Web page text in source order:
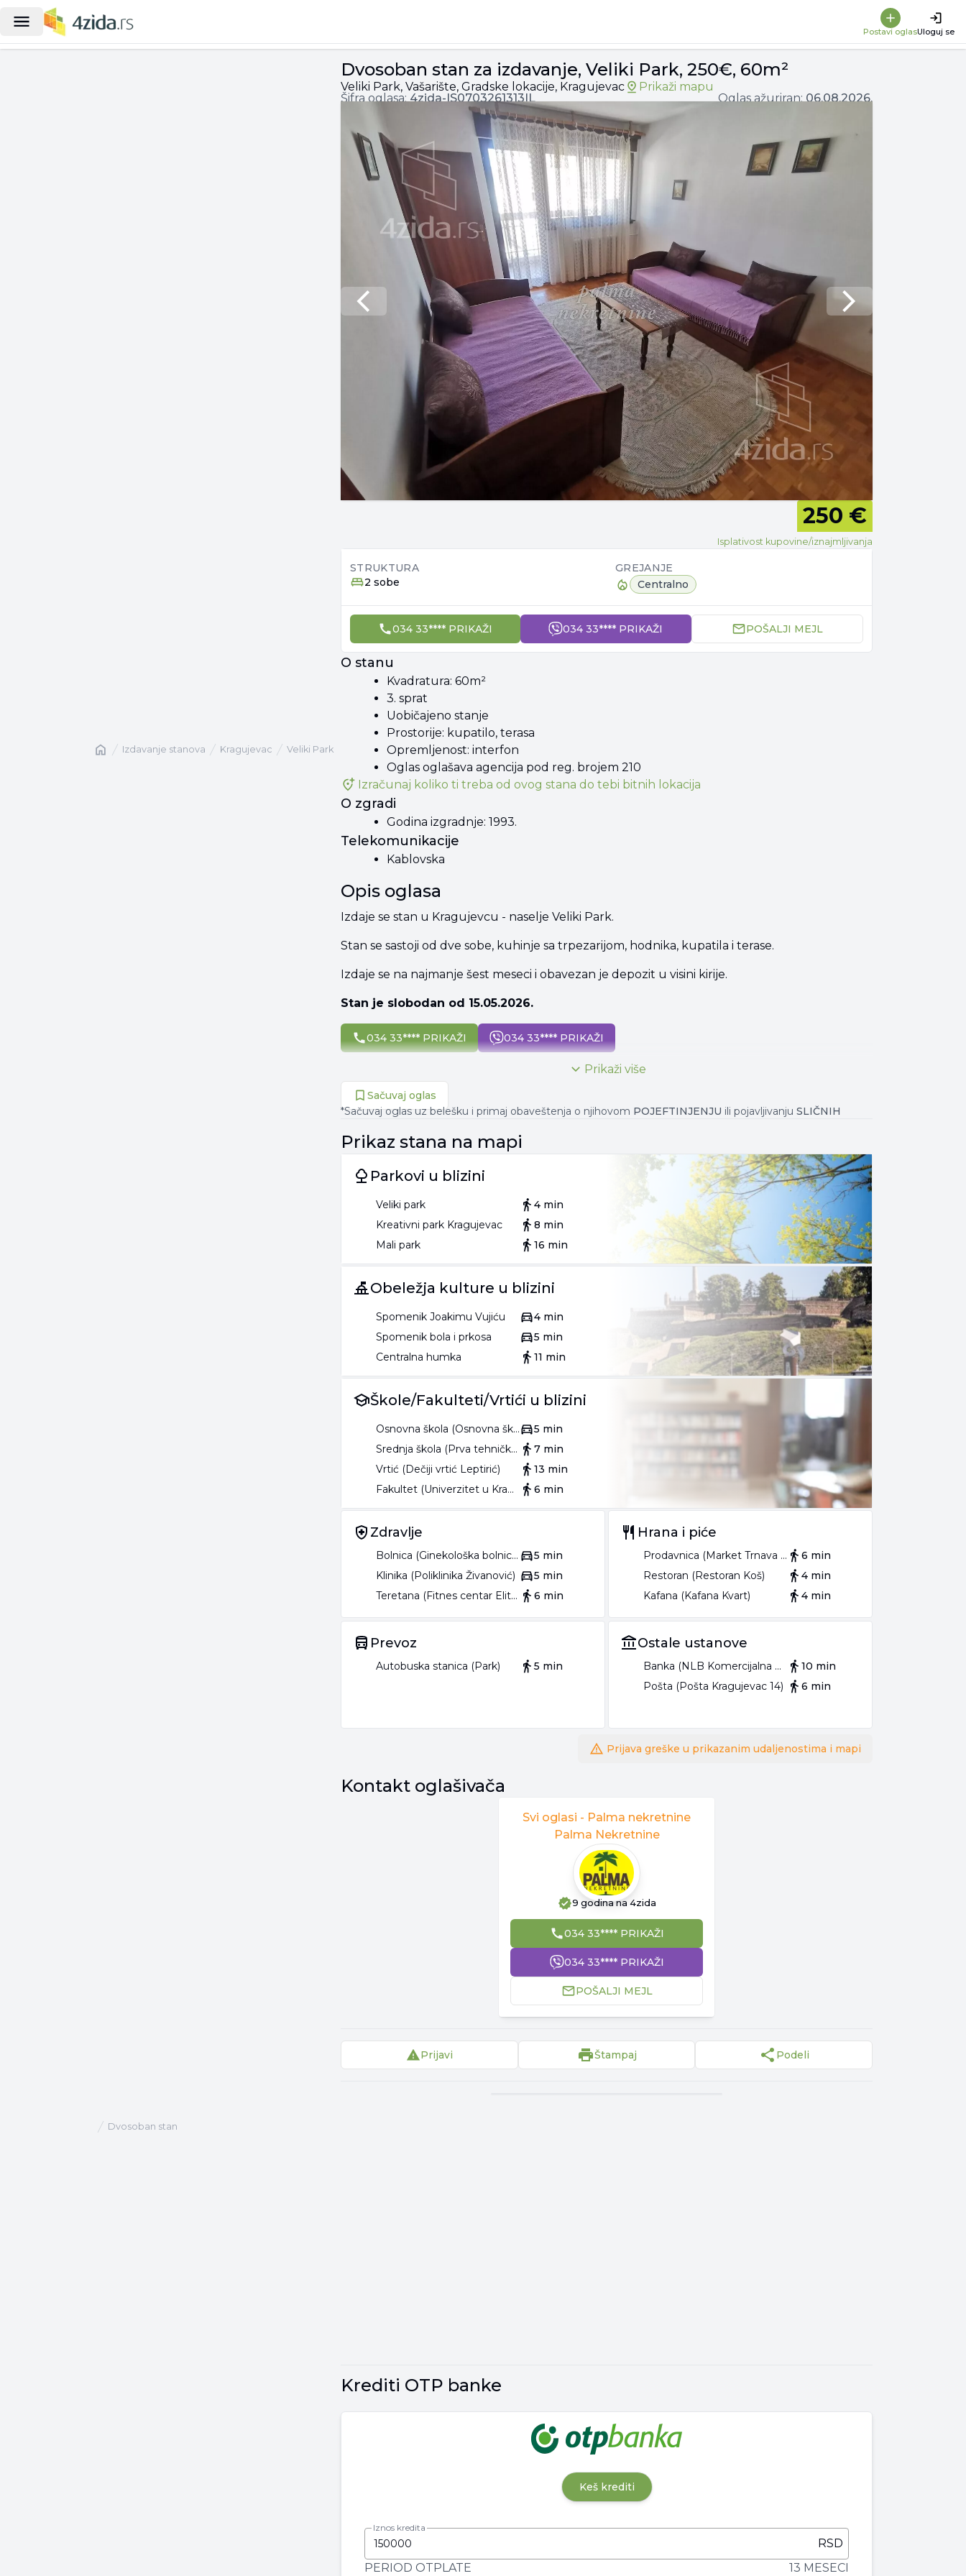
Postavi oglasUloguj se
| Dvosoban stan za izdavanje, Veliki Park, 250€, 60m²
Naslovnaizdavanje stanova Kragujevac Veliki Park
Dvosoban stan
Dvosoban stan za izdavanje, Veliki Park, 250€, 60m²
Veliki Park, Vašarište, Gradske lokacije, Kragujevac
Prikaži mapu
Šifra oglasa:4zida-IS0703261313IL Oglas ažuriran: 06.08.2026.
Previous slide Next slide
250 €
Isplativost kupovine/iznajmljivanja
STRUKTURA
2 sobe
GREJANJE
Centralno
034 33**** PRIKAŽI 034 33**** PRIKAŽI POŠALJI MEJL
O stanu
Kvadratura: 60m²
3. sprat
Uobičajeno stanje
Prostorije: kupatilo, terasa
Opremljenost: interfon
Oglas oglašava agencija pod reg. brojem 210
Izračunaj koliko ti treba od ovog stana do tebi bitnih lokacija
O zgradi
Godina izgradnje: 1993.
Telekomunikacije
Kablovska
Opis oglasa
Izdaje se stan u Kragujevcu - naselje Veliki Park.
Stan se sastoji od dve sobe, kuhinje sa trpezarijom, hodnika, kupatila i terase.
Izdaje se na najmanje šest meseci i obavezan je depozit u visini kirije.
Stan je slobodan od 15.05.2026.
034 33**** PRIKAŽI 034 33**** PRIKAŽI
Prikaži više
Sačuvaj oglas
*Sačuvaj oglas uz belešku i primaj obaveštenja o njihovom POJEFTINJENJU ili pojavljivanju SLIČNIH
Prikaz stana na mapi
Parkovi u blizini
Veliki park
4 min
Kreativni park Kragujevac
8 min
Mali park
16 min
Obeležja kulture u blizini
Spomenik Joakimu Vujiću
4 min
Spomenik bola i prkosa
5 min
Centralna humka
11 min
Škole/Fakulteti/Vrtići u blizini
Osnovna škola (Osnovna škola Jovan Popović)
5 min
Srednja škola (Prva tehnička škola)
7 min
Vrtić (Dečiji vrtić Leptirić)
13 min
Fakultet (Univerzitet u Kragujevcu Prirodno-matematički fakultet)
6 min
Zdravlje
Bolnica (Ginekološka bolnica Nikolov)
5 min
Klinika (Poliklinika Živanović)
5 min
Teretana (Fitnes centar Elite form)
6 min
Hrana i piće
Prodavnica (Market Trnava promet)
6 min
Restoran (Restoran Koš)
4 min
Kafana (Kafana Kvart)
4 min
Prevoz
Autobuska stanica (Park) 5 min
Ostale ustanove
Banka (NLB Komercijalna banka)
10 min
Pošta (Pošta Kragujevac 14)
6 min
Prijava greške u prikazanim udaljenostima i mapi
Kontakt oglašivača
Svi oglasi - Palma nekretnine
Palma Nekretnine
9 godinana 4zida
034 33**** PRIKAŽI
034 33**** PRIKAŽI
POŠALJI MEJL
Prijavi Štampaj Podeli
Krediti OTP banke
Keš krediti
RSD
Iznos kredita
PERIOD OTPLATE 13 MESECI